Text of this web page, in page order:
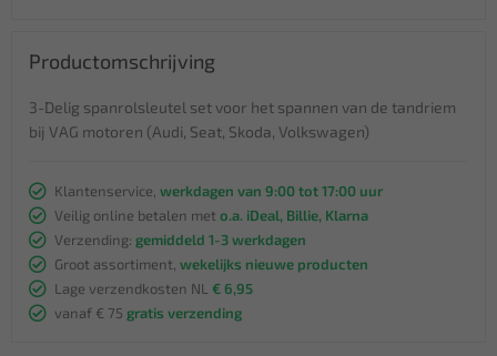
Productomschrijving
3-Delig spanrolsleutel set voor het spannen van de tandriem
bij VAG motoren (Audi, Seat, Skoda, Volkswagen)
Klantenservice, werkdagen van 9:00 tot 17:00 uur
Veilig online betalen met o.a. iDeal, Billie, Klarna
Verzending: gemiddeld 1-3 werkdagen
Groot assortiment, wekelijks nieuwe producten
Lage verzendkosten NL € 6,95
vanaf € 75 gratis verzending